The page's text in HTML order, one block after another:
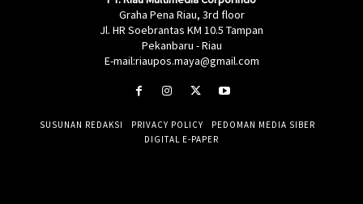
Graha Pena Riau, 3rd floor
Jl. HR Soebrantas KM 10.5 Tampan
Pekanbaru - Riau
E-mail:riaupos.maya@gmail.com
SUSUNAN REDAKSI PRIVACY POLICY
PEDOMAN MEDIA SIBER
DIGITAL E-PAPER